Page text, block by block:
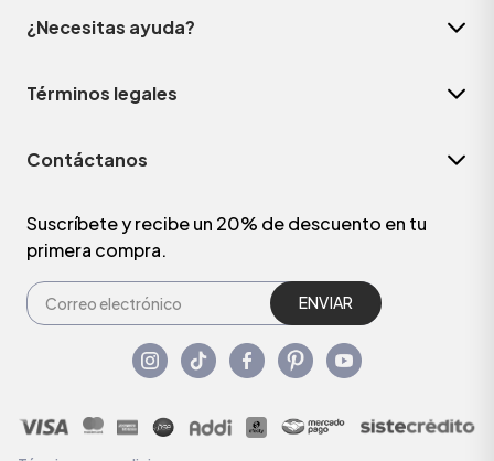
¿Necesitas ayuda?
Términos legales
Contáctanos
Suscríbete y recibe un 20% de descuento en tu
primera compra.
ENVIAR